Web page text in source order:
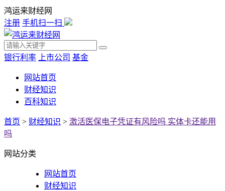
鸿运来财经网
注册 手机扫一扫
银行利率 上市公司 基金
网站首页
财经知识
百科知识
首页 > 财经知识 > 激活医保电子凭证有风险吗 实体卡还能用
吗
网站分类
网站首页
财经知识